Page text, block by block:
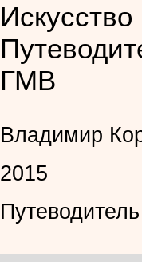
ГМВ
Владимир
2015
Путеводитель